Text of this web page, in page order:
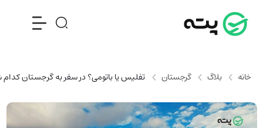
خانه بلاگ گرجستان تفلیس یا باتومی؟ در سفر به گرجستان کدام